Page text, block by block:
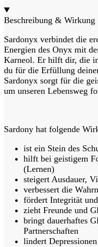
Beschreibung & Wirkung
Sardonyx verbindet die
Energien des Onyx mit
Karneol. Er hilft dir, die
du für die Erfüllung
Sardonyx sorgt für die
um unseren Lebensweg
Sardony hat folgende
ist ein Stein des
hilft bei geistigem
(Lernen)
steigert Ausdauer,
verbessert die
fördert Integrität
zieht Freunde und
bringt dauerhaftes
Partnerschaften
lindert